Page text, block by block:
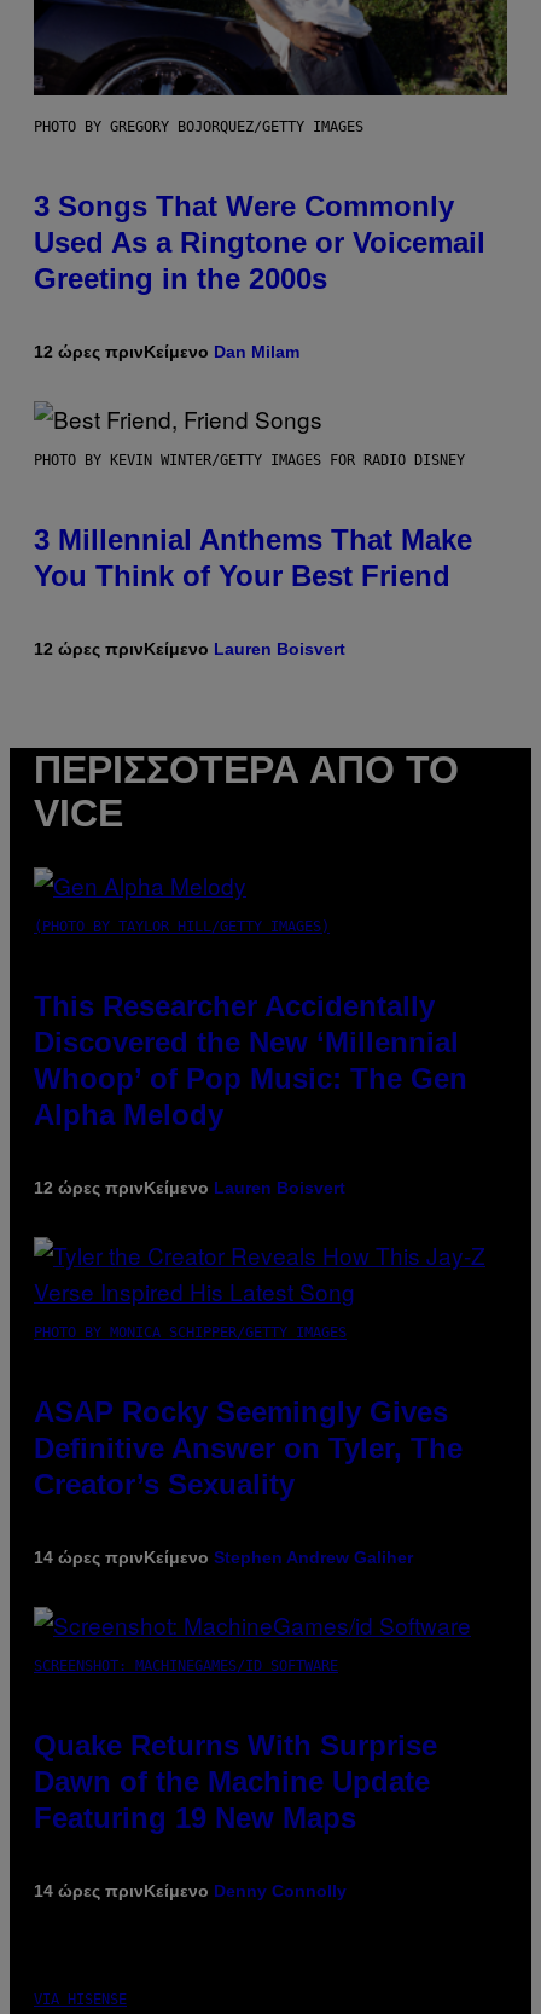
PHOTO BY GREGORY BOJORQUEZ/GETTY IMAGES
3 Songs That Were Commonly
Used As a Ringtone or Voicemail
Greeting in the 2000s
12 ώρες πρινΚείμενο Dan Milam
PHOTO BY KEVIN WINTER/GETTY IMAGES FOR RADIO DISNEY
3 Millennial Anthems That Make
You Think of Your Best Friend
12 ώρες πρινΚείμενο Lauren Boisvert
ΠΕΡΙΣΣΌΤΕΡΑ ΑΠΌ ΤΟ
VICE
(PHOTO BY TAYLOR HILL/GETTY IMAGES)
This Researcher Accidentally
Discovered the New ‘Millennial
Whoop’ of Pop Music: The Gen
Alpha Melody
12 ώρες πρινΚείμενο Lauren Boisvert
PHOTO BY MONICA SCHIPPER/GETTY IMAGES
ASAP Rocky Seemingly Gives
Definitive Answer on Tyler, The
Creator’s Sexuality
14 ώρες πρινΚείμενο Stephen Andrew Galiher
SCREENSHOT: MACHINEGAMES/ID SOFTWARE
Quake Returns With Surprise
Dawn of the Machine Update
Featuring 19 New Maps
14 ώρες πρινΚείμενο Denny Connolly
VIA HISENSE